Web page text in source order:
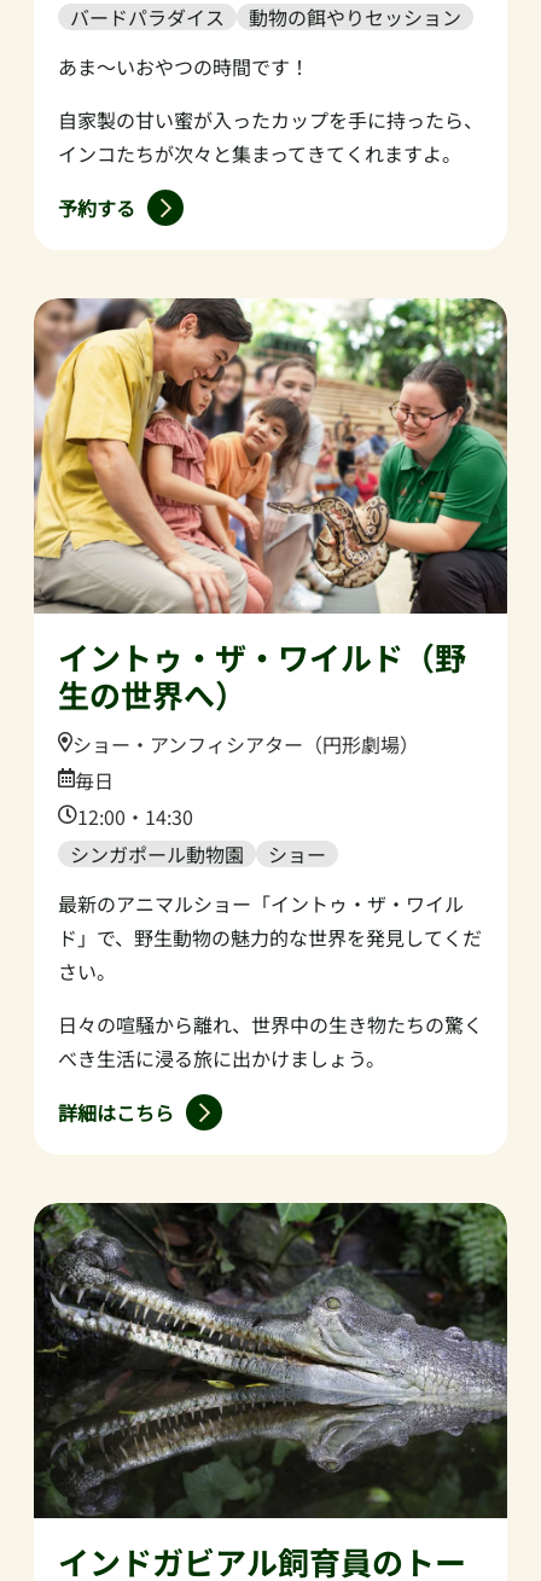
バードパラダイス
動物の餌やりセッション
あま～いおやつの時間です！
自家製の甘い蜜が入ったカップを手に持ったら、
インコたちが次々と集まってきてくれますよ。
予約する
イントゥ・ザ・ワイルド（野
生の世界へ）
Location:
ショー・アンフィシアター（円形劇場）
Date:
毎日
Time:
12:00・14:30
シンガポール動物園
ショー
最新のアニマルショー「イントゥ・ザ・ワイル
ド」で、野生動物の魅力的な世界を発見してくだ
さい。
日々の喧騒から離れ、世界中の生き物たちの驚く
べき生活に浸る旅に出かけましょう。
詳細はこちら
インドガビアル飼育員のトー